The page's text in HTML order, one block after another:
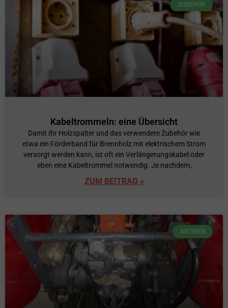
ZUBEHÖR
Kabeltrommeln: eine Übersicht
Damit Ihr Holzspalter und das verwendete Zubehör wie
etwa ein Förderband für Brennholz mit elektrischem Strom
versorgt werden kann, ist oft ein Verlängerungskabel oder
eben eine Kabeltrommel notwendig. Je nachdem,
ZUM BEITRAG »
ANTRIEB